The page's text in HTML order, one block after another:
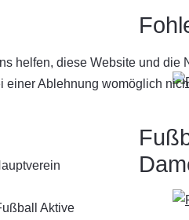
Aktive
helfen, diese Website und die
Ablehnung womöglich